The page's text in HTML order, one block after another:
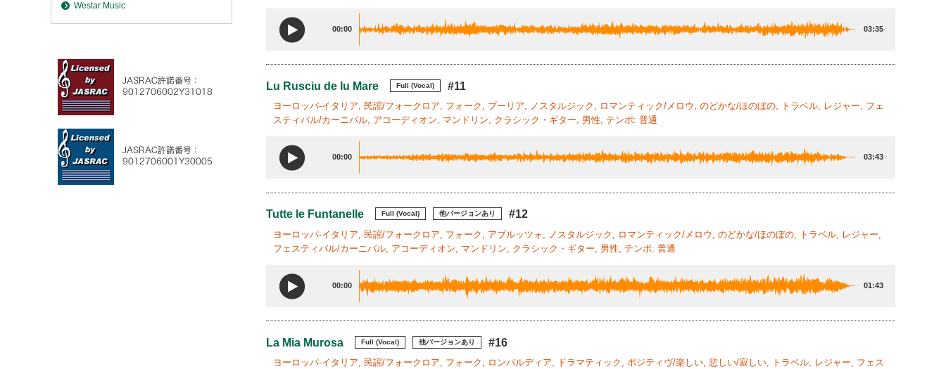
00:00 03:35
Lu Rusciu de lu Mare Full (Vocal) #11
ヨーロッパ-イタリア, 民謡/フォークロア, フォーク, プーリア, ノスタルジック, ロマンティック/メロウ, のどかな/ほのぼの, トラベル, レジャー, フェ
スティバル/カーニバル, アコーディオン, マンドリン, クラシック・ギター, 男性, テンポ: 普通
00:00 03:43
Tutte le Funtanelle Full (Vocal) 他バージョンあり #12
ヨーロッパ-イタリア, 民謡/フォークロア, フォーク, アブルッツォ, ノスタルジック, ロマンティック/メロウ, のどかな/ほのぼの, トラベル, レジャー,
フェスティバル/カーニバル, アコーディオン, マンドリン, クラシック・ギター, 男性, テンポ: 普通
00:00 01:43
La Mia Murosa Full (Vocal) 他バージョンあり #16
ヨーロッパ-イタリア, 民謡/フォークロア, フォーク, ロンバルディア, ドラマティック, ポジティヴ/楽しい, 悲しい/寂しい, トラベル, レジャー, フェス
Westar Music